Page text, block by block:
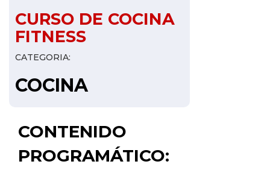
CURSO DE COCINA
FITNESS
CATEGORIA:
COCINA
CONTENIDO
PROGRAMÁTICO: